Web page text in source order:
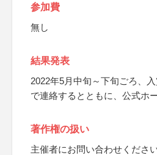
参加費
無し
結果発表
2022年5月中旬～下旬ごろ、
で連絡するとともに、公式ホ
著作権の扱い
主催者にお問い合わせくださ